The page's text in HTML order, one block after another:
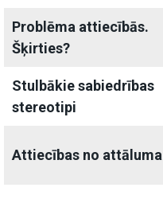
Problēma attiecībās.
Šķirties?
Stulbākie sabiedrības
stereotipi
Attiecības no attāluma